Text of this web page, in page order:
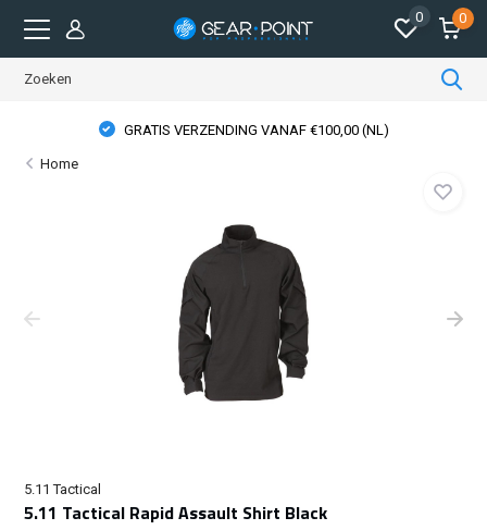
0 0
GRATIS VERZENDING VANAF €100,00 (NL)
Home
5.11 Tactical
5.11 Tactical Rapid Assault Shirt Black